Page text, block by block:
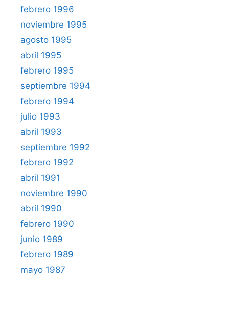
febrero 1996
noviembre 1995
agosto 1995
abril 1995
febrero 1995
septiembre 1994
febrero 1994
julio 1993
abril 1993
septiembre 1992
febrero 1992
abril 1991
noviembre 1990
abril 1990
febrero 1990
junio 1989
febrero 1989
mayo 1987